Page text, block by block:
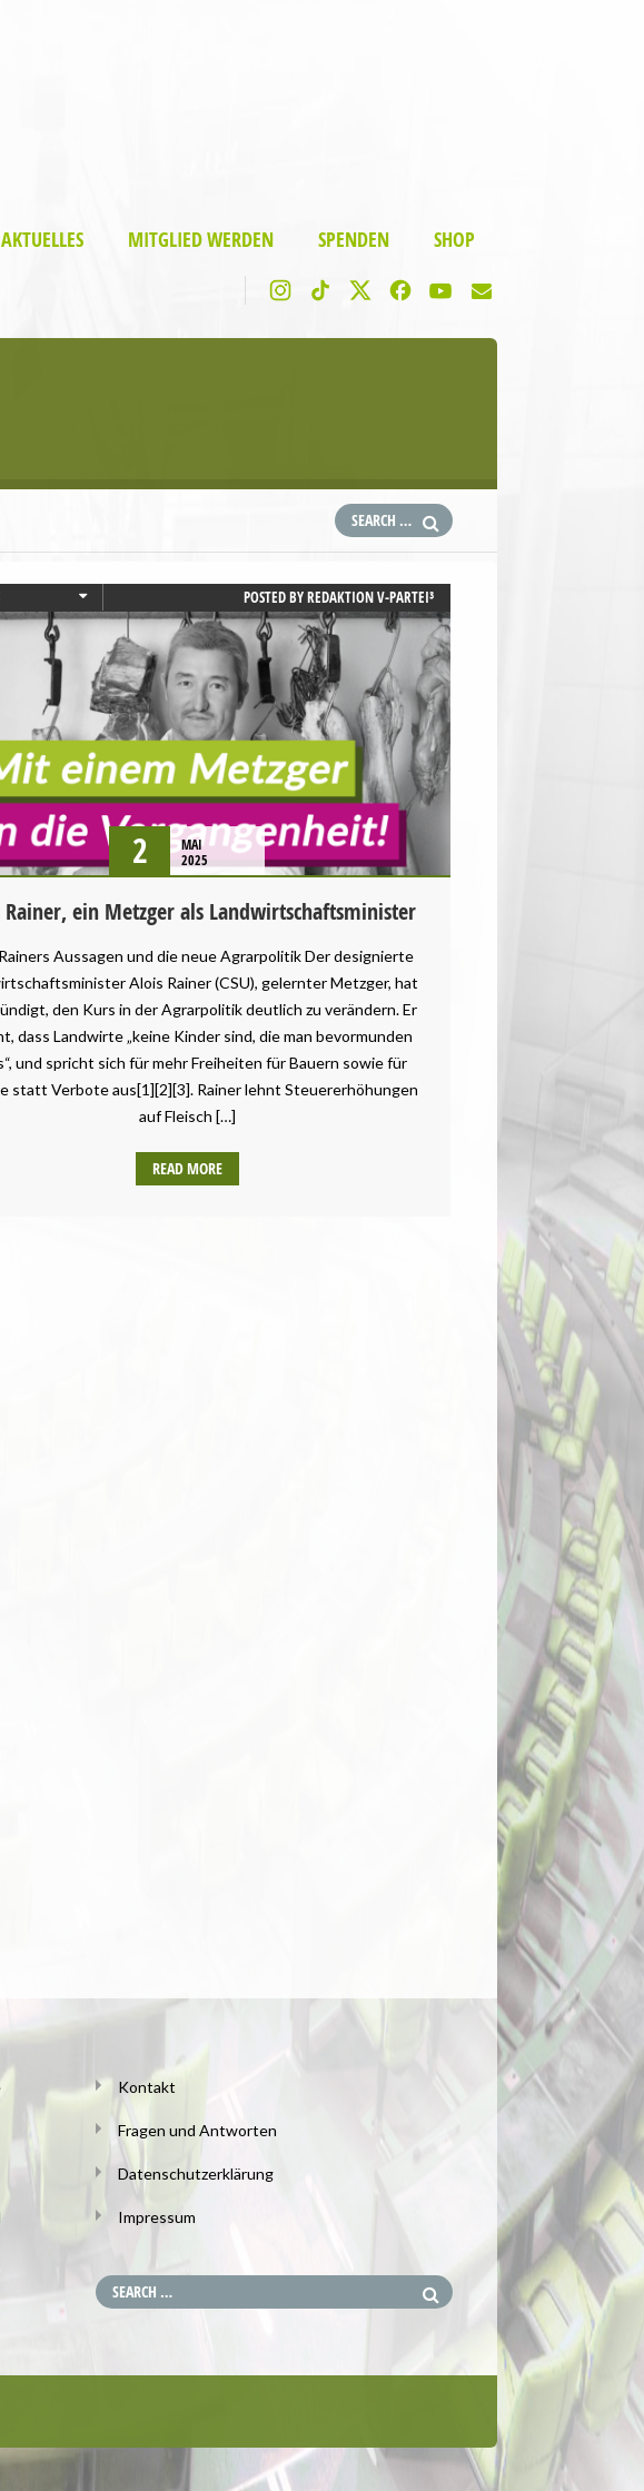
AKTUELLES MITGLIED WERDEN SPENDEN SHOP
/ TIERRECHTE
POSTED BYREDAKTION V-PARTEI³
2
MAI
2025
ein Metzger als Landwirtschaftsminister
Aussagen und die neue Agrarpolitik Der designierte
Alois Rainer (CSU), gelernter Metzger, hat
den Kurs in der Agrarpolitik deutlich zu verändern. Er
dass Landwirte „keine Kinder sind, die man bevormunden
und spricht sich für mehr Freiheiten für Bauern sowie für
statt Verbote aus[1][2][3]. Rainer lehnt Steuererhöhungen
auf Fleisch […]
READ MORE
Kontakt
Fragen und Antworten
Datenschutzerklärung
Impressum